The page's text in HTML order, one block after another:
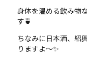
身体を温める飲み物
す🍵
ちなみに日本酒、紹
りますよ～✨